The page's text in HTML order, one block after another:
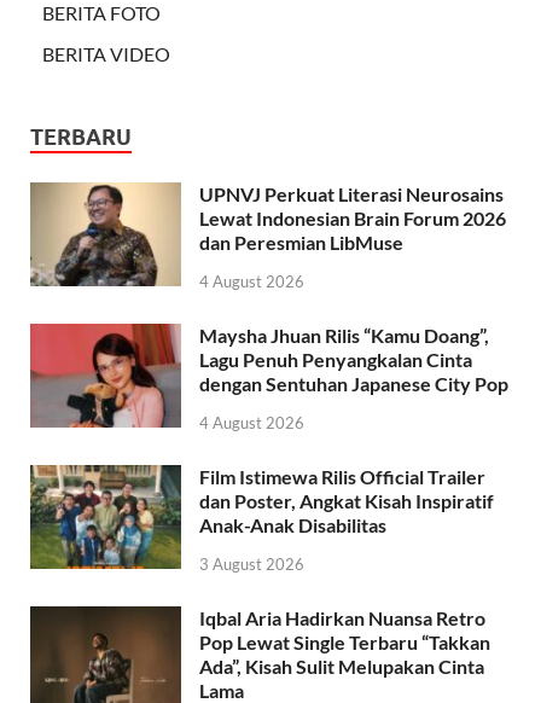
BERITA FOTO
BERITA VIDEO
TERBARU
UPNVJ Perkuat Literasi Neurosains
Lewat Indonesian Brain Forum 2026
dan Peresmian LibMuse
4 August 2026
Maysha Jhuan Rilis “Kamu Doang”,
Lagu Penuh Penyangkalan Cinta
dengan Sentuhan Japanese City Pop
4 August 2026
Film Istimewa Rilis Official Trailer
dan Poster, Angkat Kisah Inspiratif
Anak-Anak Disabilitas
3 August 2026
Iqbal Aria Hadirkan Nuansa Retro
Pop Lewat Single Terbaru “Takkan
Ada”, Kisah Sulit Melupakan Cinta
Lama